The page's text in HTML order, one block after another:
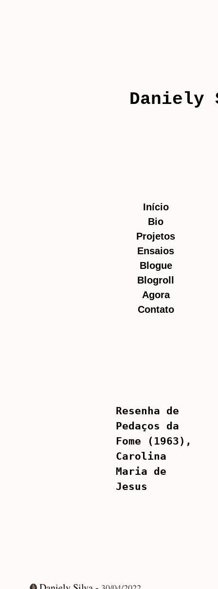
Daniely
Início
Bio
Projetos
Ensaios
Blogue
Blogroll
Agora
Contato
Resenha de
Pedaços da
Fome (1963),
Carolina
Maria de
Jesus